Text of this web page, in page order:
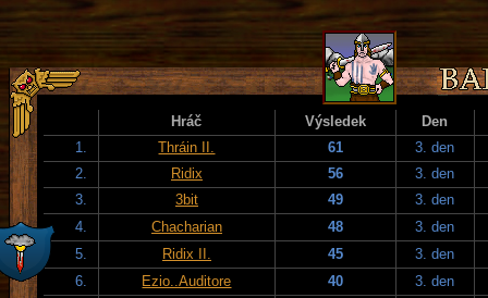
Hráč Výsledek
Den
1.
Thráin II. 61
3. den
2.
Ridix 56
3. den
3.
3bit 49
3. den
4.
Chacharian 48
3. den
5.
Ridix II. 45
3. den
6.
Ezio..Auditore 40
3. den